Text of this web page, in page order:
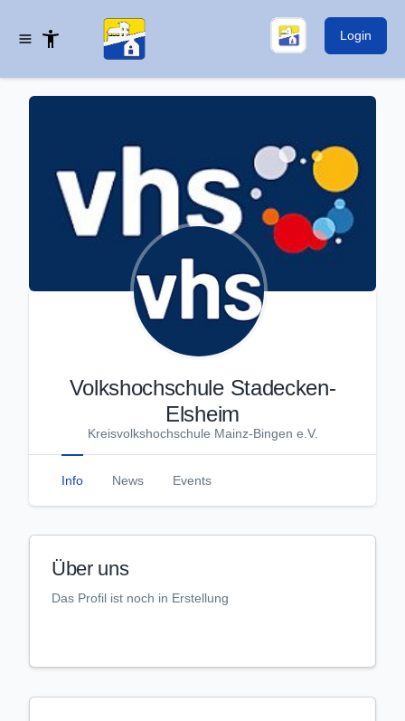
Login
Volkshochschule Stadecken-
Elsheim
Kreisvolkshochschule Mainz-Bingen e.V.
Info News Events
Über uns
Das Profil ist noch in Erstellung